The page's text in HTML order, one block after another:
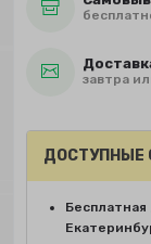
завтра
ДОСТУПНЫЕ